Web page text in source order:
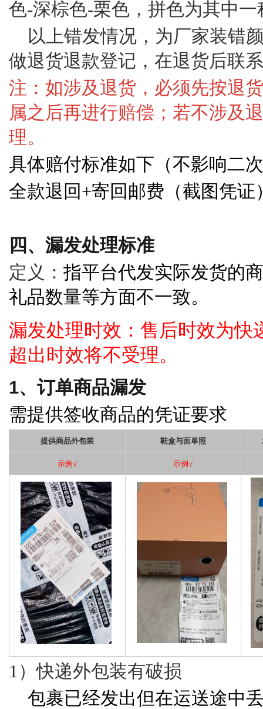
色-深棕色-栗色，拼色为其中一
以上错发情况，为厂家装错
做退货退款登记，在退货后联
注：如涉及退货，必须先按退
属之后再进行赔偿；若不涉及
理。
具体赔付标准如下（不影响二
全款退回+寄回邮费（截图凭证
四、漏发处理标准
定义： 指平台代发实际发货的
礼品数量等方面不一致。
漏发处理时效：售后时效为快
超出时效将不受理。
1、订单商品漏发
需提供签收商品的凭证要求
提供商品外包装 鞋盒与面单照
示例 √ 示例√
1）快递外包装有破损
包裹已经发出但在运送途中